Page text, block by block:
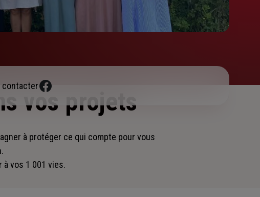
contacter
vos projets
à protéger ce qui compte pour vous
à vos 1 001 vies.